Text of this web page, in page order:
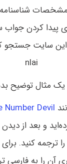
پیدا کردن جواب
این سایت جستجو
یک مثال توضیح
Number Devil
و بعد از
کنید. برای
آن را به فارسی